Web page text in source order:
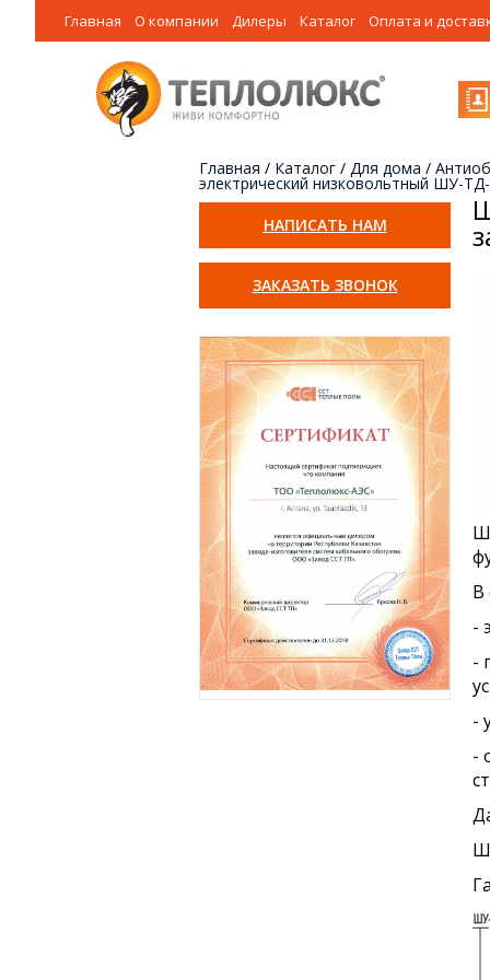
Главная О компании Дилеры Каталог Оплата и
НАПИСАТЬ НАМ
ЗАКАЗАТЬ ЗВОНОК
Главная / Каталог / Для дома /
электрический низковольтный ШУ-
В
-
-
-
-